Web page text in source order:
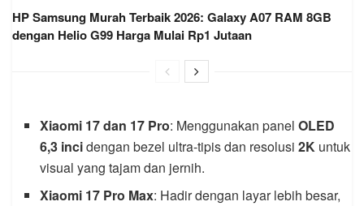
HP Samsung Murah Terbaik 2026: Galaxy A07 RAM 8GB
dengan Helio G99 Harga Mulai Rp1 Jutaan
Xiaomi 17 dan 17 Pro: Menggunakan panelOLED
6,3 incidengan bezel ultra-tipis dan resolusi2K untuk
visual yang tajam dan jernih.
Xiaomi 17 Pro Max: Hadir dengan layar lebih besar,